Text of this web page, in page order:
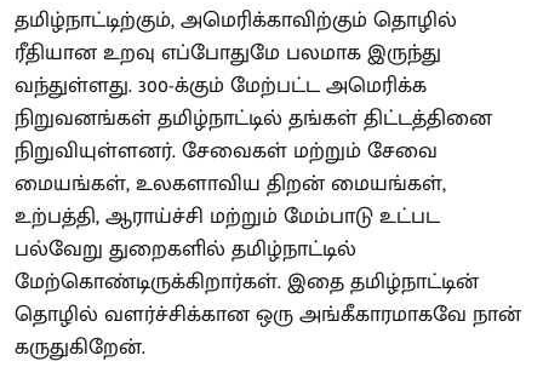
தமிழ்நாட்டிற்கும், அமெரிக்காவிற்கும் தொழில்
ரீதியான உறவு எப்போதுமே பலமாக இருந்து
வந்துள்ளது. 300-க்கும் மேற்பட்ட அமெரிக்க
நிறுவனங்கள் தமிழ்நாட்டில் தங்கள் திட்டத்தினை
நிறுவியுள்ளனர். சேவைகள் மற்றும் சேவை
மையங்கள், உலகளாவிய திறன் மையங்கள்,
உற்பத்தி, ஆராய்ச்சி மற்றும் மேம்பாடு உட்பட
பல்வேறு துறைகளில் தமிழ்நாட்டில்
மேற்கொண்டிருக்கிறார்கள். இதை தமிழ்நாட்டின்
தொழில் வளர்ச்சிக்கான ஒரு அங்கீகாரமாகவே நான்
கருதுகிறேன்.